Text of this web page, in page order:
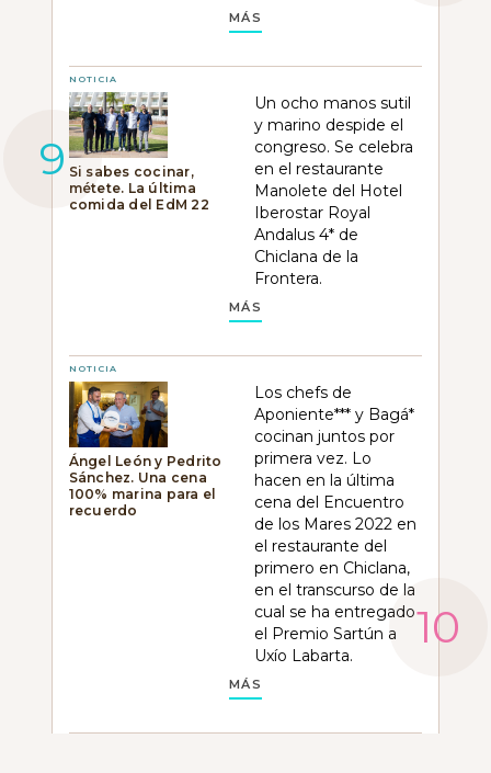
MÁS
NOTICIA
Si sabes cocinar,
métete. La última
comida del EdM 22
Un ocho manos sutil
y marino despide el
congreso. Se celebra
en el restaurante
Manolete del Hotel
Iberostar Royal
Andalus 4* de
Chiclana de la
Frontera.
MÁS
NOTICIA
Ángel León y Pedrito
Sánchez. Una cena
100% marina para el
recuerdo
Los chefs de
Aponiente*** y Bagá*
cocinan juntos por
primera vez. Lo
hacen en la última
cena del Encuentro
de los Mares 2022 en
el restaurante del
primero en Chiclana,
en el transcurso de la
cual se ha entregado
el Premio Sartún a
Uxío Labarta.
MÁS